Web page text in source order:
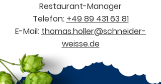
Restaurant-Manager
Telefon: +49 89 431 63 81
E-Mail: thomas.holler@schneider-
weisse.de